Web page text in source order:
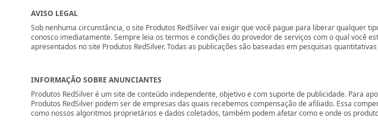
AVISO LEGAL
Sob nenhuma circunstância, o site Produtos RedSilver vai exigir que você pague para liberar qualquer
conosco imediatamente. Sempre leia os termos e condições do provedor de serviços com o qual você
apresentados no site Produtos RedSilver. Todas as publicações são baseadas em pesquisas
INFORMAÇÃO SOBRE ANUNCIANTES
Produtos RedSilver é um site de conteúdo independente, objetivo e com suporte de publicidade. Para
Produtos RedSilver podem ser de empresas das quais recebemos compensação de afiliado. Essa
como nossos algoritmos proprietários e dados coletados, também podem afetar como e onde os